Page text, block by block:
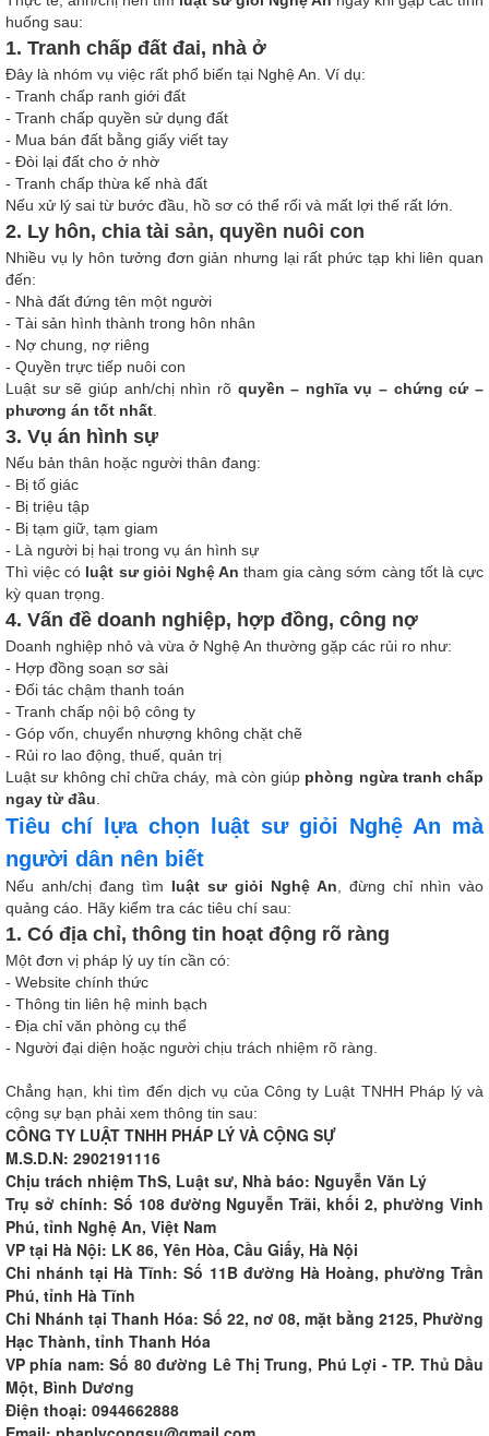
huống sau:
1. Tranh chấp đất đai, nhà ở
Đây là nhóm vụ việc rất phổ biến tại Nghệ An. Ví dụ:
- Tranh chấp ranh giới đất
- Tranh chấp quyền sử dụng đất
- Mua bán đất bằng giấy viết tay
- Đòi lại đất cho ở nhờ
- Tranh chấp thừa kế nhà đất
Nếu xử lý sai từ bước đầu, hồ sơ có thể rối và mất lợi thế rất lớn.
2. Ly hôn, chia tài sản, quyền nuôi con
Nhiều vụ ly hôn tưởng đơn giản nhưng lại rất phức tạp khi liên quan
đến:
- Nhà đất đứng tên một người
- Tài sản hình thành trong hôn nhân
- Nợ chung, nợ riêng
- Quyền trực tiếp nuôi con
Luật sư sẽ giúp anh/chị nhìn rõ quyền – nghĩa vụ – chứng cứ –
phương án tốt nhất
3. Vụ án hình sự
Nếu bản thân hoặc người thân đang:
- Bị tố giác
- Bị triệu tập
- Bị tạm giữ, tạm giam
- Là người bị hại trong vụ án hình sự
Thì việc có luật sư giỏi Nghệ An tham gia càng sớm càng tốt là cực
kỳ quan trọng.
4. Vấn đề doanh nghiệp, hợp đồng, công nợ
Doanh nghiệp nhỏ và vừa ở Nghệ An thường gặp các rủi ro như:
- Hợp đồng soạn sơ sài
- Đối tác chậm thanh toán
- Tranh chấp nội bộ công ty
- Góp vốn, chuyển nhượng không chặt chẽ
- Rủi ro lao động, thuế, quản trị
Luật sư không chỉ chữa cháy, mà còn giúp phòng ngừa tranh chấp
ngay từ đầu
Tiêu chí lựa chọn luật sư giỏi Nghệ An mà
người dân nên biết
Nếu anh/chị đang tìm luật sư giỏi Nghệ An , đừng chỉ nhìn vào
quảng cáo. Hãy kiểm tra các tiêu chí sau:
1. Có địa chỉ, thông tin hoạt động rõ ràng
Một đơn vị pháp lý uy tín cần có:
- Website chính thức
- Thông tin liên hệ minh bạch
- Địa chỉ văn phòng cụ thể
- Người đại diện hoặc người chịu trách nhiệm rõ ràng.
Chẳng hạn, khi tìm đến dịch vụ của Công ty Luật TNHH Pháp lý và
cộng sự bạn phải xem thông tin sau:
CÔNG TY LUẬT TNHH PHÁP LÝ VÀ CỘNG SỰ
M.S.D.N: 2902191116
Chịu trách nhiệm ThS, Luật sư, Nhà báo: Nguyễn Văn Lý
Trụ sở chính: Số 108 đường Nguyễn Trãi, khối 2, phường Vinh
Phú, tỉnh Nghệ An, Việt Nam
VP tại Hà Nội: LK 86, Yên Hòa, Cầu Giấy, Hà Nội
Chi nhánh tại Hà Tĩnh: Số 11B đường Hà Hoàng, phường Trần
Phú, tỉnh Hà Tĩnh
Chi Nhánh tại Thanh Hóa: Số 22, nơ 08, mặt bằng 2125, Phường
Hạc Thành, tỉnh Thanh Hóa
VP phía nam: Số 80 đường Lê Thị Trung, Phú Lợi - TP. Thủ Dầu
Một, Bình Dương
Điện thoại: 0944662888